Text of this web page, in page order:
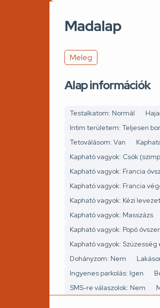
Madalap
Meleg
Alap információk
Testalkatom: Normál
Intim területem: Teljesen
Tetoválásom: Van
Kapható vagyok: Csók
Kapható vagyok: Francia
Kapható vagyok: Francia
Kapható vagyok: Kézi
Kapható vagyok: Masszázs
Kapható vagyok: Popó
Kapható vagyok:
Dohányzom: Nem
Ingyenes parkolás: Igen
SMS-re válaszolok: Nem